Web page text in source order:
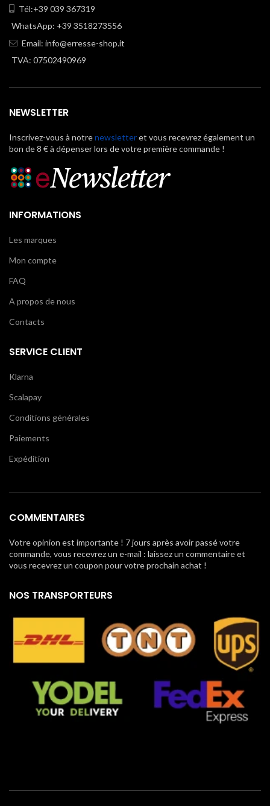
Tél:+39 039 367319
WhatsApp: +39 3518273556
Email: info@erresse-shop.it
TVA: 07502490969
NEWSLETTER
Inscrivez-vous à notrenewsletteret vous recevrez également un
bon de 8 € à dépenser lors de votre première commande !
INFORMATIONS
Les marques
Mon compte
FAQ
A propos de nous
Contacts
SERVICE CLIENT
Klarna
Scalapay
Conditions générales
Paiements
Expédition
COMMENTAIRES
Votre opinion est importante ! 7 jours après avoir passé votre
commande, vous recevrez un e-mail : laissez un commentaire et
vous recevrez un coupon pour votre prochain achat !
NOS TRANSPORTEURS